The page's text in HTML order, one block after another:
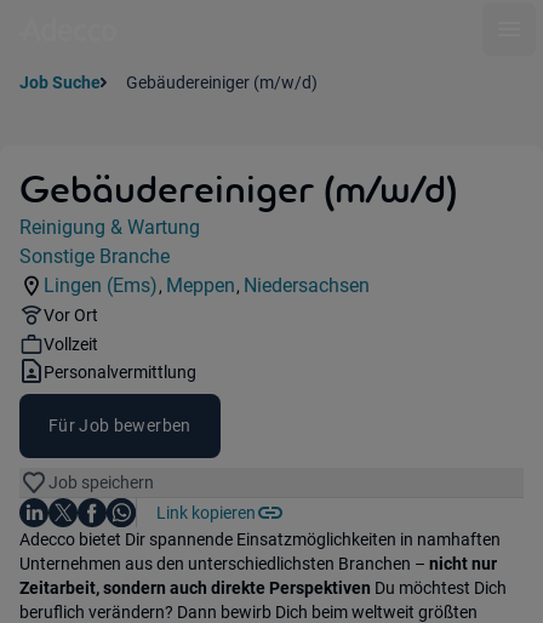
Job Suche Gebäudereiniger (m/w/d)
Gebäudereiniger (m/w/d)
Jobdetails
Kategorie:
Reinigung & Wartung
Industry:
Sonstige Branche
Standorte:
Lingen (Ems),
Standorte:
Meppen,
Region:
Niedersachsen
Remote Option:
Vor Ort
Workhours:
Vollzeit
Vertragsart:
Personalvermittlung
Für Job bewerben
Job speichern
Teile diesen Job
Auf LinkedIn teilen
Auf X teilen
Auf Facebook teilen
Auf WhatsApp teilen
Link kopieren
Einleitung
Adecco bietet Dir spannende Einsatzmöglichkeiten in namhaften
Unternehmen aus den unterschiedlichsten Branchen – nicht nur
Zeitarbeit, sondern auch direkte Perspektiven Du möchtest Dich
beruflich verändern? Dann bewirb Dich beim weltweit größten